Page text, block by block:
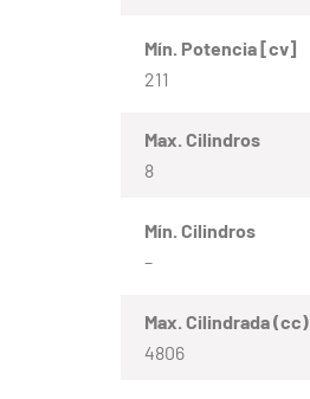
Mín. Potencia [cv]
211
Max. Cilindros
8
Mín. Cilindros
–
Max. Cilindrada (cc)
4806